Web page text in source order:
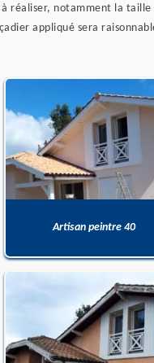
réaliser, notamment la
appliqué sera
Artisan peintre 40